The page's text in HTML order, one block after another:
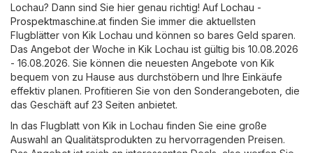
Lochau? Dann sind Sie hier genau richtig! Auf Lochau -
Prospektmaschine.at finden Sie immer die aktuellsten
Flugblätter von Kik Lochau und können so bares Geld sparen.
Das Angebot der Woche in Kik Lochau ist gültig bis 10.08.2026
- 16.08.2026. Sie können die neuesten Angebote von Kik
bequem von zu Hause aus durchstöbern und Ihre Einkäufe
effektiv planen. Profitieren Sie von den Sonderangeboten, die
das Geschäft auf 23 Seiten anbietet.
In das Flugblatt von Kik in Lochau finden Sie eine große
Auswahl an Qualitätsprodukten zu hervorragenden Preisen.